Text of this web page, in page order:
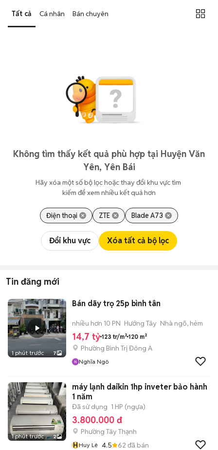
Tất cả Cá nhân Bán chuyên
Không tìm thấy kết quả phù hợp tại Huyện Văn
Yên, Yên Bái
Hãy xóa một số bộ lọc hoặc thay đổi khu vực tìm
kiếm để xem nhiều kết quả hơn
Điện thoại ZTE Blade A73
Đổi khu vực Xóa tất cả bộ lọc
Tin đăng mới
1 phút trước 7
Bán dãy trọ 25p bình tân
nhiều hơn 10 PN Hướng Tây Nhà ngõ, hẻm
14,7 tỷ 123 tr/m² 120 m²
Phường Bình Trị Đông A
Nghĩa Ngô
1 phút trước 2
máy lạnh daikin 1hp inveter bảo hành
1 năm
Đã sử dụng 1 HP (ngựa)
3.800.000 đ
Phường Tây Thạnh
HHuy Lê 4.5 62 đã bán